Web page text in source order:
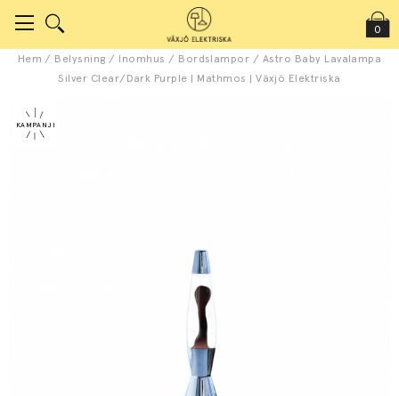
0
Hem / Belysning / Inomhus / Bordslampor / Astro Baby Lavalampa
Silver Clear/Dark Purple | Mathmos | Växjö Elektriska